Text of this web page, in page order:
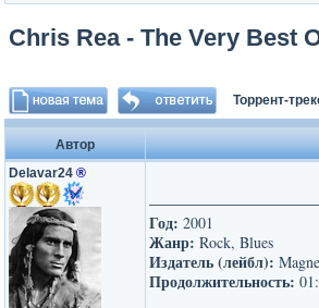
Chris Rea - The Very Best
Торрент-
Автор
Delavar24 ®
Год: 2001
Жанр: Rock, Blues
Издатель (лейбл):
Продолжительность: